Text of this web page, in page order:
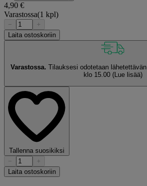
4,90 €
Varastossa(1 kpl)
−
+
Laita ostoskoriin
Varastossa. Tilauksesi odotetaan lähetettävän
klo 15.00 (Lue lisää)
Tallenna suosikiksi
−
+
Laita ostoskoriin